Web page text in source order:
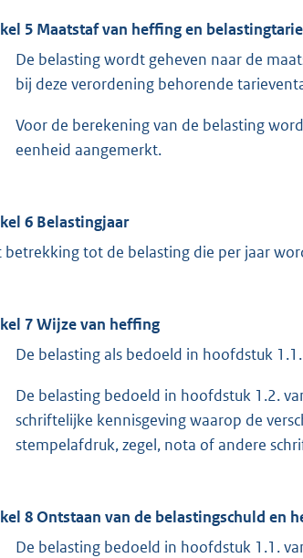
5 Maatstaf van heffing en
De belasting wordt geheven naar de
bij deze verordening behorende
Voor de berekening van de belasting
eenheid aangemerkt.
6 Belastingjaar
betrekking tot de belasting die per jaar
7 Wijze van heffing
De belasting als bedoeld in hoofdstuk
De belasting bedoeld in hoofdstuk 1.2.
schriftelijke kennisgeving waarop de
stempelafdruk, zegel, nota of andere
8 Ontstaan van de belastingschuld en
De belasting bedoeld in hoofdstuk 1.1.